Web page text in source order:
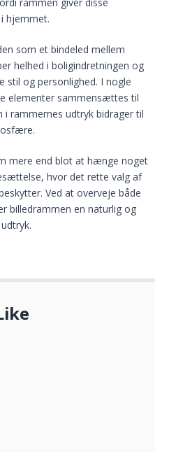
hjemmet.
som et bindeled mellem
helhed i boligindretningen og
stil og personlighed. I nogle
elementer sammensættes til
rammernes udtryk bidrager til
mere end blot at hænge noget
hvor det rette valg af
Ved at overveje både
billedrammen en naturlig og